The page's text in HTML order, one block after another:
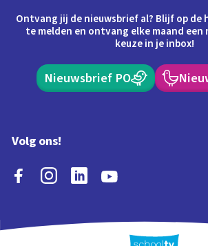
Ontvang jij de nieuwsbrief al? Blijf op de
te melden en ontvang elke maand een
keuze in je inbox!
Nieuwsbrief PO
Volg ons!